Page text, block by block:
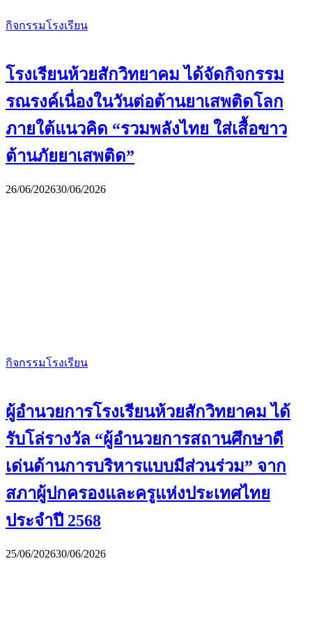
กิจกรรมโรงเรียน
โรงเรียนห้วยสักวิทยาคม ได้จัดกิจกรรม
รณรงค์เนื่องในวันต่อต้านยาเสพติดโลก
ภายใต้แนวคิด “รวมพลังไทย ใส่เสื้อขาว
ต้านภัยยาเสพติด”
26/06/202630/06/2026
กิจกรรมโรงเรียน
ผู้อำนวยการโรงเรียนห้วยสักวิทยาคม ได้
รับโล่รางวัล “ผู้อำนวยการสถานศึกษาดี
เด่นด้านการบริหารแบบมีส่วนร่วม” จาก
สภาผู้ปกครองและครูแห่งประเทศไทย
ประจำปี 2568
25/06/202630/06/2026